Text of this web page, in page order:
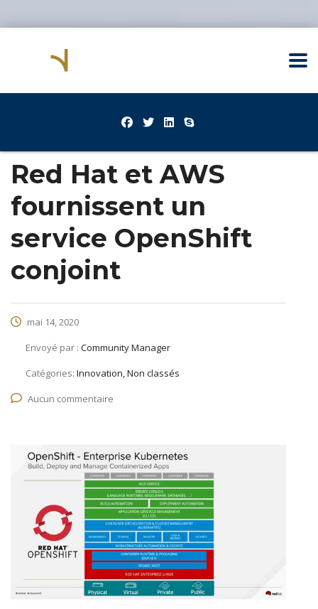
Red Hat et AWS
fournissent un
service OpenShift
conjoint
mai 14, 2020
Envoyé par : Community Manager
Catégories: Innovation, Non classés
Aucun commentaire